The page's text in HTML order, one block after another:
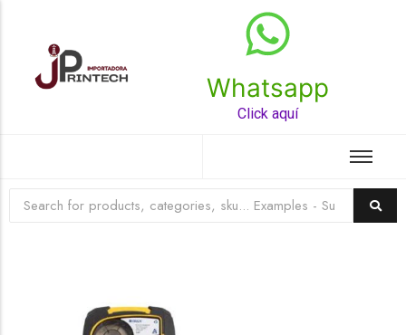
Whatsapp
Click aquí
Top Rated Product